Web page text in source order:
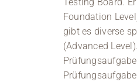
Foundation
gibt es diverse
(Advanced